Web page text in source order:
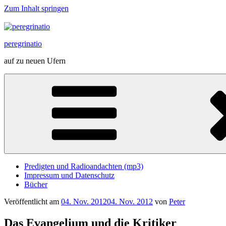
Zum Inhalt springen
peregrinatio
auf zu neuen Ufern
Predigten und Radioandachten (mp3)
Impressum und Datenschutz
Bücher
Veröffentlicht am 04. Nov. 201204. Nov. 2012 von Peter
Das Evangelium und die Kritiker